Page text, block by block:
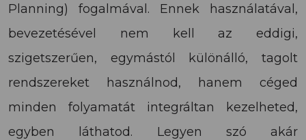
Planning) fogalmával. Ennek használatával,
bevezetésével nem kell az eddigi,
szigetszerűen, egymástól különálló, tagolt
rendszereket használnod, hanem céged
minden folyamatát integráltan kezelheted,
egyben láthatod. Legyen szó akár